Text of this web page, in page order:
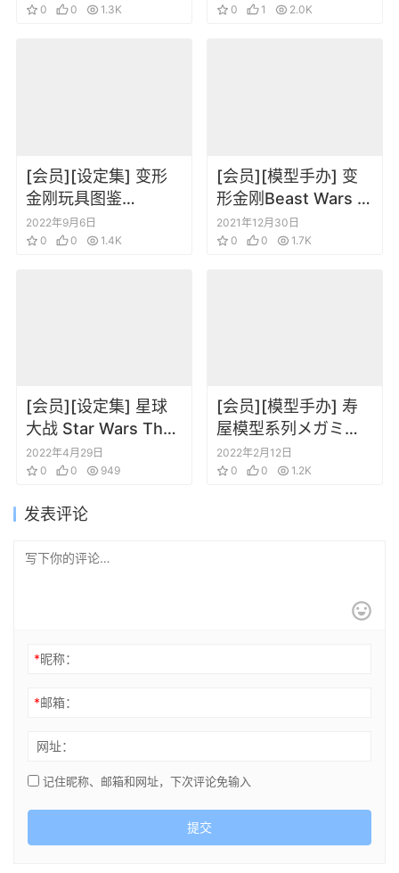
0
0 1.3K
0
1 2.0K
[会员][设定集] 变形
金刚玩具图鉴
Cybertronian
Transformers Field
2022年9月6日
0
0 1.4K
[会员][模型手办] 变
形金刚Beast Wars 野
兽战争历代玩具大全
2021年12月30日
0
0 1.7K
[会员][设定集] 星球
大战 Star Wars The
Ultimate Action
Figure Collection
2022年4月29日
0
0 949
[会员][模型手办] 寿
屋模型系列メガミデ
バイス 女神装置
Megami Device
2022年2月12日
0
0 1.2K
发表评论
*昵称：
*邮箱：
网址：
记住昵称、邮箱和网址，下次评论免输入
提交